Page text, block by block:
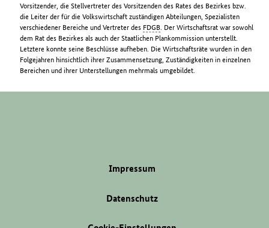
Vorsitzender, die Stellvertreter des Vorsitzenden des Rates des Bezirkes bzw.
die Leiter der für die Volkswirtschaft zuständigen Abteilungen, Spezialisten
verschiedener Bereiche und Vertreter des FDGB . Der Wirtschaftsrat war sowohl
dem Rat des Bezirkes als auch der Staatlichen Plankommission unterstellt.
Letztere konnte seine Beschlüsse aufheben. Die Wirtschaftsräte wurden in den
Folgejahren hinsichtlich ihrer Zusammensetzung, Zuständigkeiten in einzelnen
Bereichen und ihrer Unterstellungen mehrmals umgebildet.
Impressum
Datenschutz